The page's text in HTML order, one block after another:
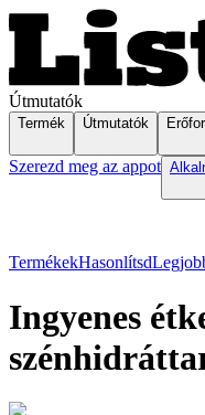
Útmutatók
Termék Útmutatók
Szerezd meg az appot
TermékekHasonlítsd
Ingyenes